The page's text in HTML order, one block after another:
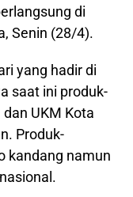
di
Senin (28/4).
yang hadir di
saat ini produk-
UKM Kota
Produk-
kandang namun